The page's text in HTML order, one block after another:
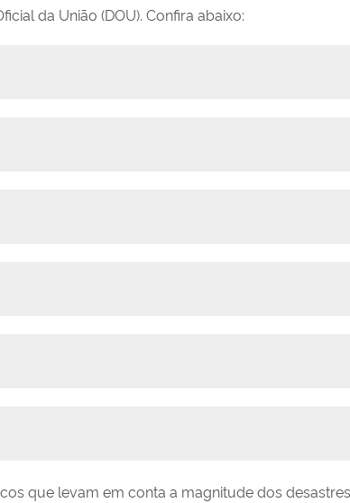
da União (DOU). Confira abaixo:
que levam em conta a magnitude dos